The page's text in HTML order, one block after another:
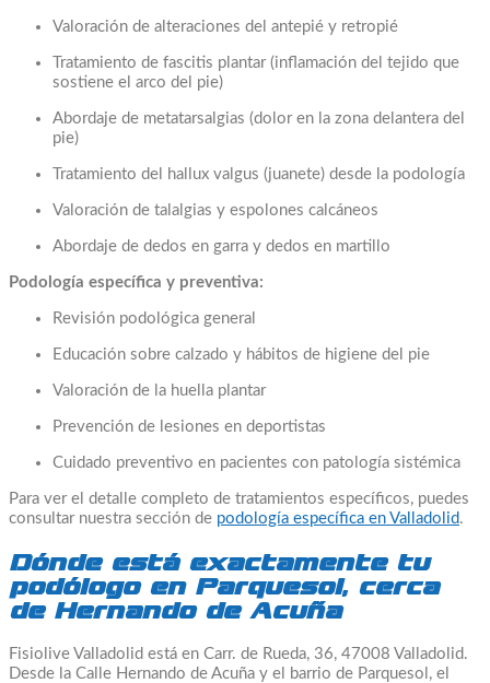
Valoración de alteraciones del antepié y retropié
Tratamiento de fascitis plantar (inflamación del tejido que
sostiene el arco del pie)
Abordaje de metatarsalgias (dolor en la zona delantera del
pie)
Tratamiento del hallux valgus (juanete) desde la podología
Valoración de talalgias y espolones calcáneos
Abordaje de dedos en garra y dedos en martillo
Podología específica y preventiva:
Revisión podológica general
Educación sobre calzado y hábitos de higiene del pie
Valoración de la huella plantar
Prevención de lesiones en deportistas
Cuidado preventivo en pacientes con patología sistémica
Para ver el detalle completo de tratamientos específicos, puedes
consultar nuestra sección de podología específica en Valladolid .
Dónde está exactamente tu
podólogo en Parquesol, cerca
de Hernando de Acuña
Fisiolive Valladolid está en Carr. de Rueda, 36, 47008 Valladolid.
Desde la Calle Hernando de Acuña y el barrio de Parquesol, el